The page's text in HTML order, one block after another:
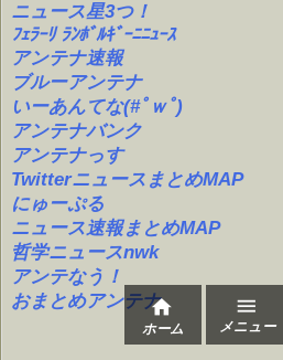
ニュース星3つ！
ﾌｪﾗｰﾘ ﾗﾝﾎﾞﾙｷﾞｰﾆﾆｭｰｽ
アンテナ速報
ブルーアンテナ
いーあんてな(#ﾟｗﾟ)
アンテナバンク
アンテナっす
TwitterニュースまとめMAP
にゅーぷる
ニュース速報まとめMAP
哲学ニュースnwk
アンテなう！
おまとめアンテナ
ホーム

メニュー